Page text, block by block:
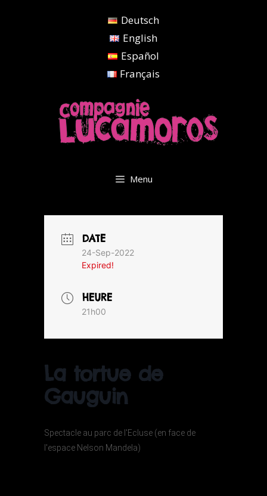
Deutsch
English
Español
Français
Menu
DATE
24-Sep-2022
Expired!
HEURE
21h00
La tortue de
Gauguin
Spectacle au parc de l'Ecluse (en face de
l'espace Nelson Mandela)